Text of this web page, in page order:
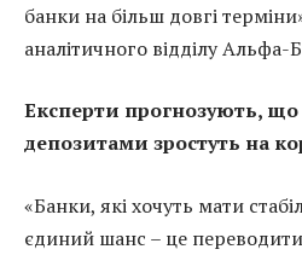
банки на більш довгі
аналітичного відділу Альфа-
Експерти прогнозують,
депозитами зростуть на
«Банки, які хочуть мати
єдиний шанс – це